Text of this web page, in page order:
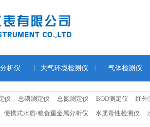
析仪 大气环境检测仪 气体检测仪
仪 总磷测定仪 总氮测定仪 BOD测定仪 红外
便携式水质/粮食重金属分析仪 水质毒性检测仪